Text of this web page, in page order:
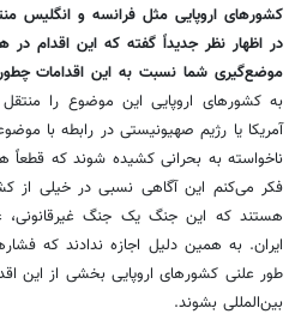
کشورهای اروپایی مثل فرانسه و انگلیس
در اظهار نظر جدیداً گفته که این اقدام
موضع‌گیری شما نسبت به این اقدامات
به کشورهای اروپایی این موضوع را
آمریکا یا رژیم صهیونیستی در رابطه با
ناخواسته به بحرانی کشیده شوند که
فکر می‌کنم این آگاهی نسبی در خیلی از
هستند که این جنگ یک جنگ غیرقانونی،
ایران. به همین دلیل اجازه ندادند که
طور علنی کشورهای اروپایی بخشی از این
بین‌المللی بشوند.